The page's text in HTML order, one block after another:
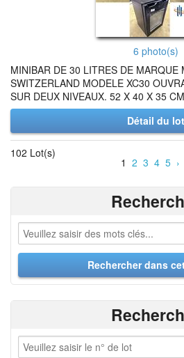
6 photo(s)
MINIBAR DE 30 LITRES DE MARQUE
SWITZERLAND MODELE XC30
SUR DEUX NIVEAUX. 52 X 40 X 35
Détail du lot
102 Lot(s)
1 2 3 4 5 ›